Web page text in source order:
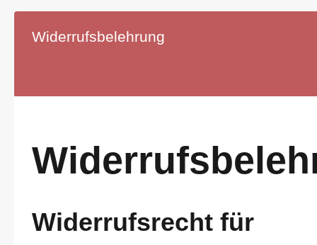
Widerrufsbelehrung
Widerrufsrecht für